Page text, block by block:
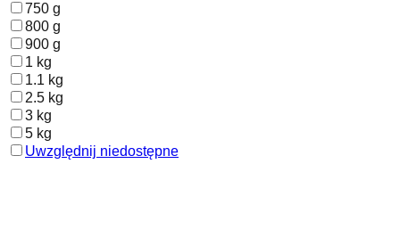
750 g
800 g
900 g
1 kg
1.1 kg
2.5 kg
3 kg
5 kg
Uwzględnij niedostępne